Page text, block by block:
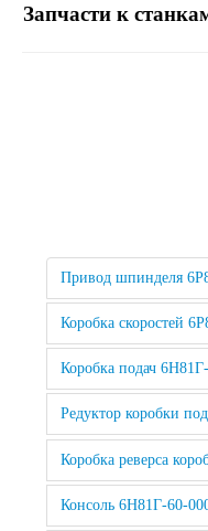
Запчасти к
Привод шпинделя
Коробка скоростей
Коробка подач
Редуктор коробки
Коробка реверса
Консоль 6Н81Г-60-